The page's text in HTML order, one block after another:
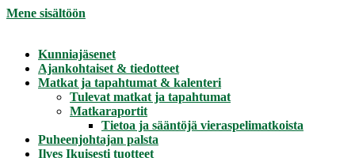
Mene sisältöön
Kunniajäsenet
Ajankohtaiset & tiedotteet
Matkat ja tapahtumat & kalenteri
Tulevat matkat ja tapahtumat
Matkaraportit
Tietoa ja sääntöjä vieraspelimatkoista
Puheenjohtajan palsta
Ilves Ikuisesti tuotteet